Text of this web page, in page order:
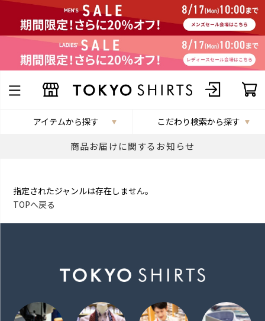
アイテムから探す こだわり検索から探す
商品お届けに関するお知らせ
指定されたジャンルは存在しません。
TOPへ戻る